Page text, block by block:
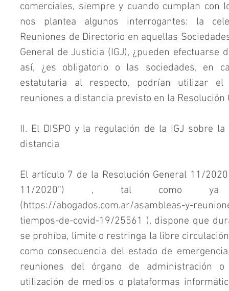
comerciales, siempre y cuando cumplan con
nos plantea algunos interrogantes: la
Reuniones de Directorio en aquellas
General de Justicia (IGJ), ¿pueden efectuarse
así, ¿es obligatorio o las sociedades, en
estatutaria al respecto, podrían utilizar el
reuniones a distancia previsto en la
II. El DISPO y la regulación de la IGJ sobre
distancia
El artículo 7 de la Resolución General 11/
11/2020”) , tal como ya
(https://abogados.com.ar/asambleas-y-
tiempos-de-covid-19/25561 ), dispone que
se prohíba, limite o restringa la libre
como consecuencia del estado de
reuniones del órgano de administración
utilización de medios o plataformas